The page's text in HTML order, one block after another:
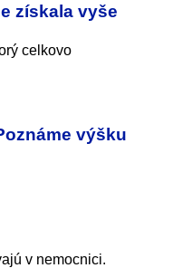
získala vyše
celkovo
výšku
v nemocnici.